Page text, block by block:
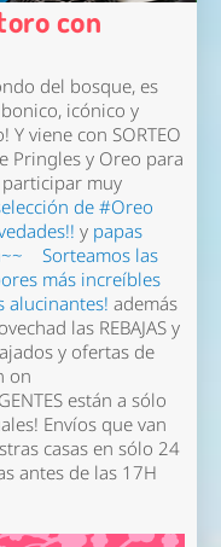
con
del bosque, es
icónico y
viene con SORTEO
Pringles y Oreo para
muy
de #Oreo
y papas
Sorteamos las
más increíbles
alucinantes! además
las REBAJAS y
y ofertas de
on
están a sólo
Envíos que van
casas en sólo 24
antes de las 17H